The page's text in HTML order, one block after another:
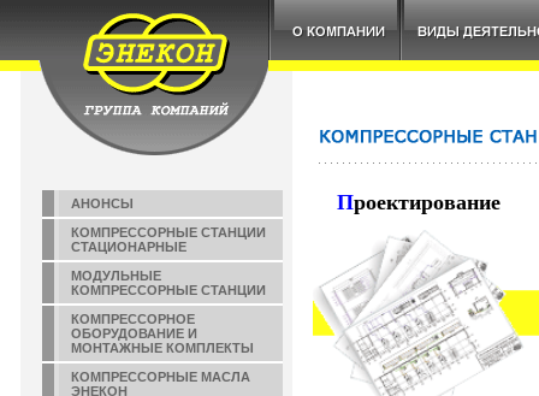
АНОНСЫ
КОМПРЕССОРНЫЕ СТАНЦИИ
СТАЦИОНАРНЫЕ
МОДУЛЬНЫЕ
КОМПРЕССОРНЫЕ СТАНЦИИ
КОМПРЕССОРНОЕ
ОБОРУДОВАНИЕ И
МОНТАЖНЫЕ КОМПЛЕКТЫ
КОМПРЕССОРНЫЕ МАСЛА
ЭНЕКОН
Проектирование